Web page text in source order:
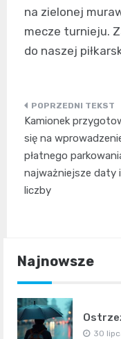
na zielonej
mecze turnieju.
do naszej
Nawigacja
wpisu
Kamionek
się na
płatnego
najważniejsze daty i
liczby
Najnowsze
30